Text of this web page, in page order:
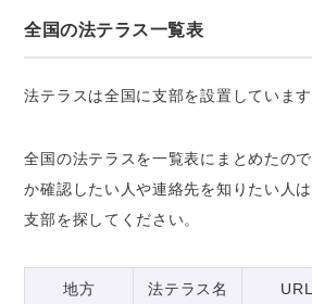
全国の法テラス一覧表
法テラスは全国に支部を設置しています
全国の法テラスを一覧表にまとめたの
か確認したい人や連絡先を知りたい人
支部を探してください。
地方 法テラス名 URL